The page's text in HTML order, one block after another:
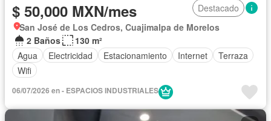
$ 50,000 MXN/mes
Destacado
San José de Los Cedros, Cuajimalpa de Morelos
2 Baños
130 m²
Agua
Electricidad Estacionamiento Internet
Terraza
Wifi
06/07/2026 en - ESPACIOS INDUSTRIALES